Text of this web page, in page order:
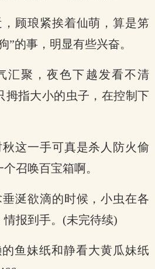
顾琅紧挨着仙萌，算是笫
”的事，明显有些兴奋。
汇聚，夜色下越发看不清
拇指大小的虫子，在控制下
这一手可真是杀人防火偷
召唤百宝箱啊。
涎欲滴的时候，小虫在各
报到手。(未完待续)
鱼妹纸和静看大黄瓜妹纸